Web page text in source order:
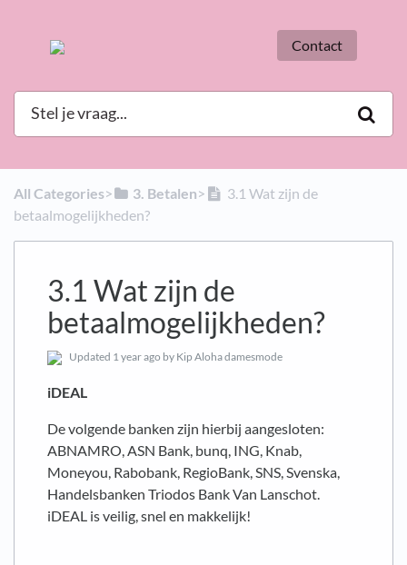
Contact
All Categories​>​ ​3. Betalen​>​
3.1 Wat zijn de
betaalmogelijkheden?
3.1 Wat zijn de
betaalmogelijkheden?
Updated 1 year ago by Kip Aloha damesmode
iDEAL
De volgende banken zijn hierbij aangesloten:
ABNAMRO, ASN Bank, bunq, ING, Knab,
Moneyou, Rabobank, RegioBank, SNS, Svenska,
Handelsbanken Triodos Bank Van Lanschot.
iDEAL is veilig, snel en makkelijk!